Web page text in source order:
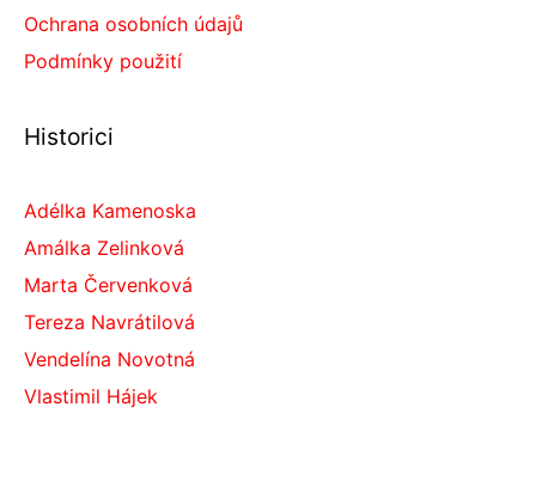
Ochrana osobních údajů
Podmínky použití
Historici
Adélka Kamenoska
Amálka Zelinková
Marta Červenková
Tereza Navrátilová
Vendelína Novotná
Vlastimil Hájek